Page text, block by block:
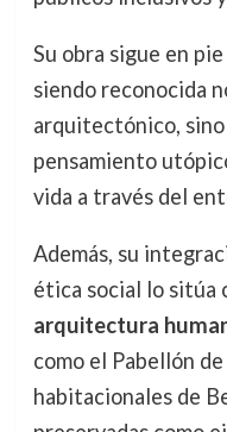
Su obra sigue en
siendo reconocida
arquitectónico,
pensamiento
vida a través del
Además, su
ética social lo sitúa
arquitectura
como el Pabellón
habitacionales de